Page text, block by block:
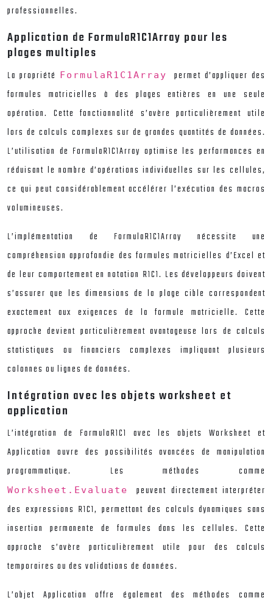
professionnelles.
Application de FormulaR1C1Array pour les
plages multiples
La propriété FormulaR1C1Arraypermet d’appliquer des
formules matricielles à des plages entières en une seule
opération. Cette fonctionnalité s’avère particulièrement utile
lors de calculs complexes sur de grandes quantités de données.
L’utilisation de FormulaR1C1Array optimise les performances en
réduisant le nombre d’opérations individuelles sur les cellules,
ce qui peut considérablement accélérer l’exécution des macros
volumineuses.
L’implémentation de FormulaR1C1Array nécessite une
compréhension approfondie des formules matricielles d’Excel et
de leur comportement en notation R1C1. Les développeurs doivent
s’assurer que les dimensions de la plage cible correspondent
exactement aux exigences de la formule matricielle. Cette
approche devient particulièrement avantageuse lors de calculs
statistiques ou financiers complexes impliquant plusieurs
colonnes ou lignes de données.
Intégration avec les objets worksheet et
application
L’intégration de FormulaR1C1 avec les objets Worksheet et
Application ouvre des possibilités avancées de manipulation
programmatique. Les méthodes comme
Worksheet.Evaluatepeuvent directement interpréter
des expressions R1C1, permettant des calculs dynamiques sans
insertion permanente de formules dans les cellules. Cette
approche s’avère particulièrement utile pour des calculs
temporaires ou des validations de données.
L’objet Application offre également des méthodes comme